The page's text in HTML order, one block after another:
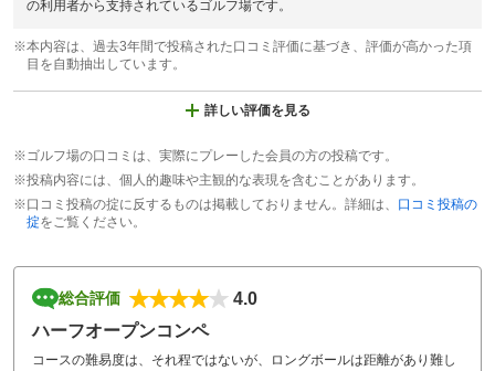
の利用者から支持されているゴルフ場です。
※本内容は、過去3年間で投稿された口コミ評価に基づき、評価が高かった項
目を自動抽出しています。
詳しい評価を見る
※ゴルフ場の口コミは、実際にプレーした会員の方の投稿です。
※投稿内容には、個人的趣味や主観的な表現を含むことがあります。
※口コミ投稿の掟に反するものは掲載しておりません。詳細は、 口コミ投稿の
掟をご覧ください。
総合評価
4.0
ハーフオープンコンペ
コースの難易度は、それ程ではないが、ロングボールは距離があり難し